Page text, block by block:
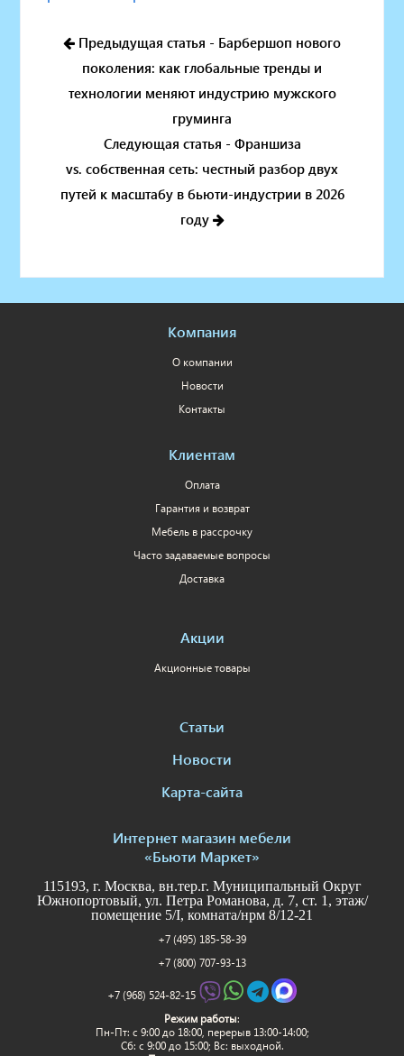
Предыдущая статья - Барбершоп нового
поколения: как глобальные тренды и
технологии меняют индустрию мужского
груминга
Следующая статья - Франшиза
vs. собственная сеть: честный разбор двух
путей к масштабу в бьюти-индустрии в 2026
году
Компания
О компании
Новости
Контакты
Клиентам
Оплата
Гарантия и возврат
Мебель в рассрочку
Часто задаваемые вопросы
Доставка
Акции
Акционные товары
Статьи
Новости
Карта-сайта
Интернет магазин мебели
«Бьюти Маркет»
115193, г. Москва, вн.тер.г. Муниципальный Округ
Южнопортовый, ул. Петра Романова, д. 7, ст. 1, этаж/
помещение 5/I, комната/нрм 8/12-21
+7 (495) 185-58-39
+7 (800) 707-93-13
+7 (968) 524-82-15
Режим работы:
Пн-Пт: c 9:00 до 18:00, перерыв 13:00-14:00;
Сб: с 9:00 до 15:00; Вс: выходной.